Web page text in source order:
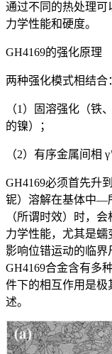
通过不同的热处理可
力学性能和硬度。
GH4169的强化原理
两种强化模式相结合
（1）固溶强化（铁
的镍）；
（2）有序金属间相
GH4169必须首先升
铌）溶解在基体中—
（所谓时效）时，
力学性能，尤其是蠕
影响位错运动的临界
GH4169合金含有多
件下的相互作用是极
述。